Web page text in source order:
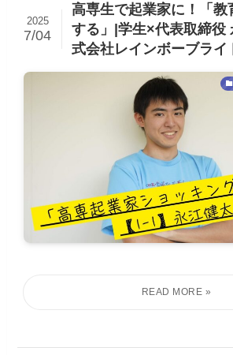
高専生で起業家に！「教
する」|学生×代表取締役
式会社レインボーブライ
2025
7/04